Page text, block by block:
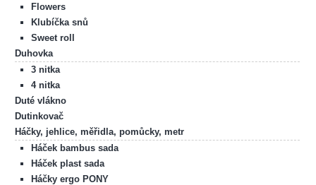
Flowers
Klubíčka snů
Sweet roll
Duhovka
3 nitka
4 nitka
Duté vlákno
Dutinkovač
Háčky, jehlice, měřidla, pomůcky, metr
Háček bambus sada
Háček plast sada
Háčky ergo PONY